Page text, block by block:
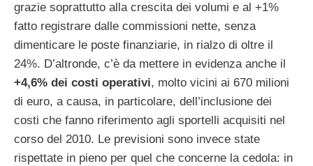
grazie soprattutto alla crescita dei volumi e al +1%
fatto registrare dalle commissioni nette, senza
dimenticare le poste finanziarie, in rialzo di oltre il
24%. D’altronde, c’è da mettere in evidenza anche il
+4,6% dei costi operativi, molto vicini ai 670 milioni
di euro, a causa, in particolare, dell’inclusione dei
costi che fanno riferimento agli sportelli acquisiti nel
corso del 2010. Le previsioni sono invece state
rispettate in pieno per quel che concerne la cedola: in